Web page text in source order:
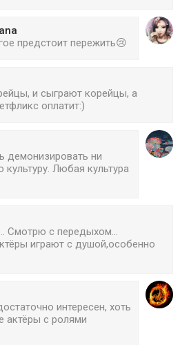
предстоит пережить😢
и сыграют корейцы, а
оплатит:)
демонизировать ни
Любая культура
Смотрю с передыхом...
играют с душой,особенно
интересен, хоть
актёры с ролями